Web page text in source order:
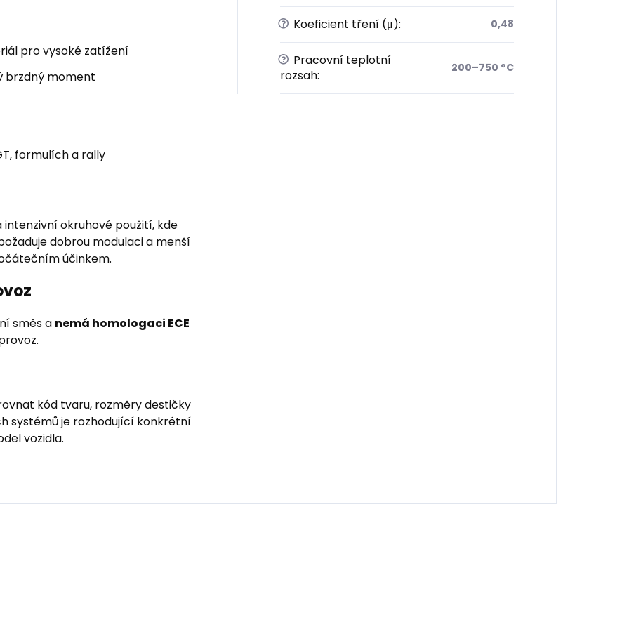
pro vysoké zatížení
brzdný moment
formulích a rally
intenzivní okruhové použití, kde
dobrou modulaci a menší
účinkem.
směs a nemá homologaci ECE
kód tvaru, rozměry destičky
systémů je rozhodující konkrétní
vozidla.
? Koeficient tření (μ): 0,48
? Pracovní teplotní
rozsah: 200–750 °C